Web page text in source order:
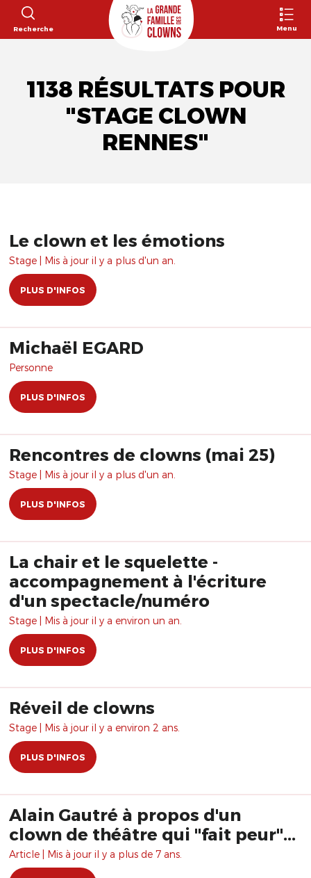
Recherche Menu
1138 RÉSULTATS POUR
"STAGE CLOWN
RENNES"
Le clown et les émotions
Stage | Mis à jour il y a plus d'un an.
PLUS D'INFOS
Michaël EGARD
Personne
PLUS D'INFOS
Rencontres de clowns (mai 25)
Stage | Mis à jour il y a plus d'un an.
PLUS D'INFOS
La chair et le squelette -
accompagnement à l'écriture
d'un spectacle/numéro
Stage | Mis à jour il y a environ un an.
PLUS D'INFOS
Réveil de clowns
Stage | Mis à jour il y a environ 2 ans.
PLUS D'INFOS
Alain Gautré à propos d'un
clown de théâtre qui "fait peur"...
Article | Mis à jour il y a plus de 7 ans.